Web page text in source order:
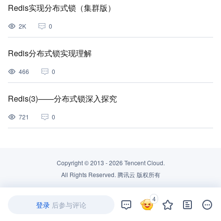
Redis实现分布式锁（集群版）
2K 0
Redis分布式锁实现理解
466 0
Redis(3)——分布式锁深入探究
721 0
Copyright © 2013 -2026 Tencent Cloud.
All Rights Reserved. 腾讯云 版权所有
登录 后参与评论
4